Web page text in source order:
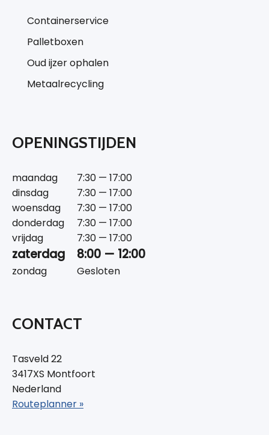
Containerservice
Palletboxen
Oud ijzer ophalen
Metaalrecycling
OPENINGSTIJDEN
maandag
7:30 — 17:00
dinsdag
7:30 — 17:00
woensdag
7:30 — 17:00
donderdag
7:30 — 17:00
vrijdag
7:30 — 17:00
zaterdag 8:00 — 12:00
zondag Gesloten
CONTACT
Tasveld 22
3417XS Montfoort
Nederland
Routeplanner »